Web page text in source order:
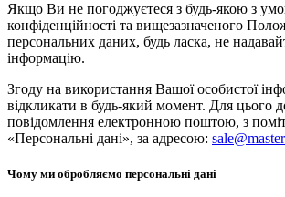
Якщо Ви не погоджуєтеся з будь-якою з
конфіденційності та вищезазначеного
персональних даних, будь ласка, не
інформацію.
Згоду на використання Вашої особистої
відкликати в будь-який момент. Для цього
повідомлення електронною поштою, з
«Персональні дані», за адресою:
Чому ми обробляємо персональні дані